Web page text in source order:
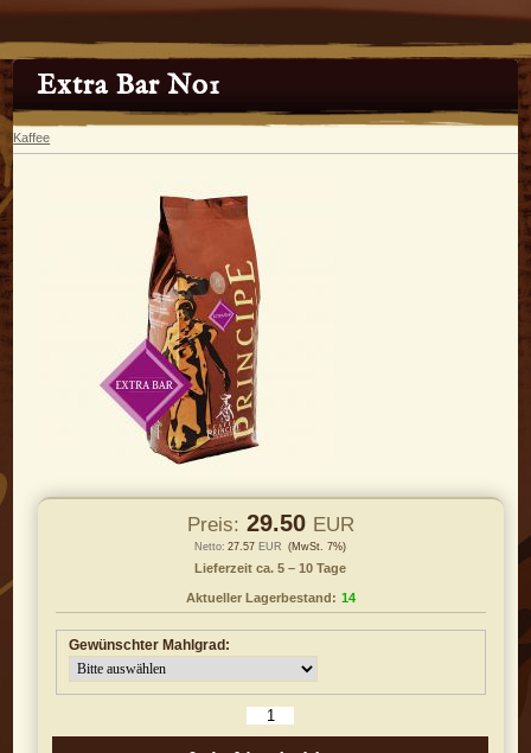
Extra Bar No1
Kaffee
Preis: 29.50 EUR
Netto: 27.57 EUR (MwSt. 7%)
Lieferzeit ca. 5 – 10 Tage
Aktueller Lagerbestand: 14
Gewünschter Mahlgrad: